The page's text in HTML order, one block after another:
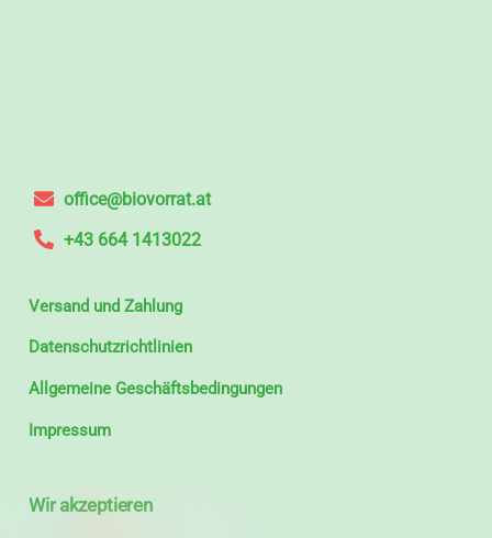
office@biovorrat.at
+43 664 1413022
Versand und Zahlung
Datenschutzrichtlinien
Allgemeine Geschäftsbedingungen
Impressum
Wir akzeptieren